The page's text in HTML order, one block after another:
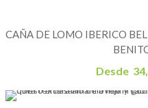
CAÑA DE LOMO IBERICO
Desde